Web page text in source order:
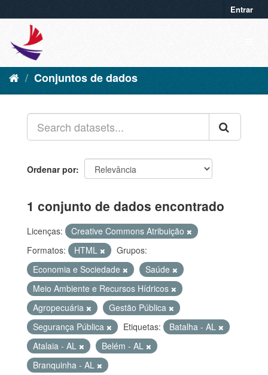
Entrar
Conjuntos de dados
Ordenar por
1 conjunto de dados encontrado
Licenças:
Creative Commons Atribuição
Formatos:
HTML
Grupos:
Economia e Sociedade
Saúde
Meio Ambiente e Recursos Hídricos
Agropecuária
Gestão Pública
Segurança Pública
Etiquetas:
Batalha - AL
Atalaia - AL
Belém - AL
Branquinha - AL